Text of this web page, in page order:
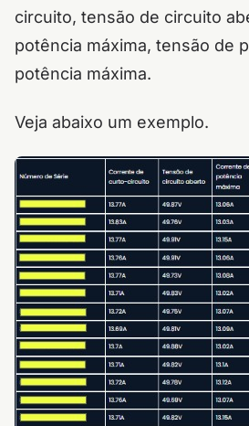
circuito, tensão de circuito
potência máxima, tensão de
potência máxima.
Veja abaixo um exemplo.